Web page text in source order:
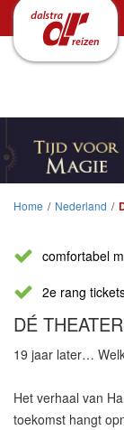
Home / Nederland /
comfortabel
2e rang
DÉ
19 jaar later…
Het verhaal van
toekomst hangt